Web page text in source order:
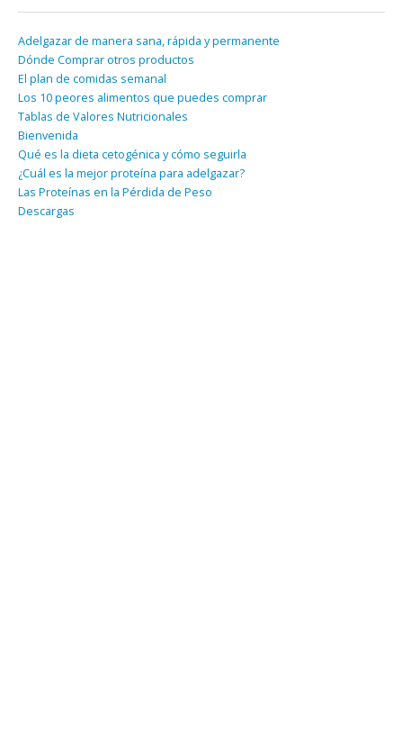
Adelgazar de manera sana, rápida y permanente
Dónde Comprar otros productos
El plan de comidas semanal
Los 10 peores alimentos que puedes comprar
Tablas de Valores Nutricionales
Bienvenida
Qué es la dieta cetogénica y cómo seguirla
¿Cuál es la mejor proteína para adelgazar?
Las Proteínas en la Pérdida de Peso
Descargas